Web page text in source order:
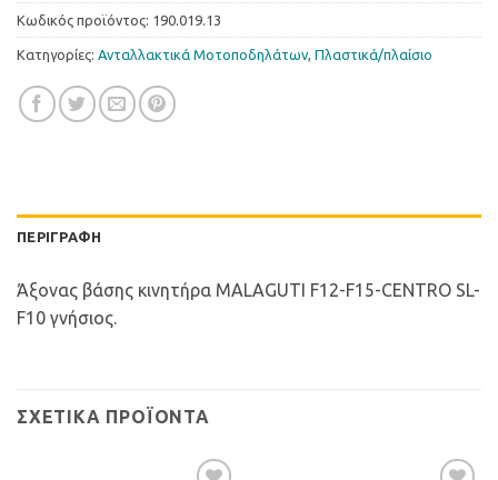
Κωδικός προϊόντος: 190.019.13
Κατηγορίες: Ανταλλακτικά Μοτοποδηλάτων, Πλαστικά/πλαίσιο
ΠΕΡΙΓΡΑΦΉ
Άξονας βάσης κινητήρα MALAGUTI F12-F15-CENTRO SL-
F10 γνήσιος.
ΣΧΕΤΙΚΆ ΠΡΟΪΌΝΤΑ